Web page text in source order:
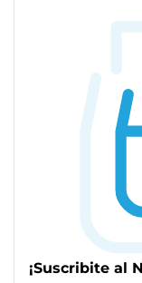
¡Suscribite al